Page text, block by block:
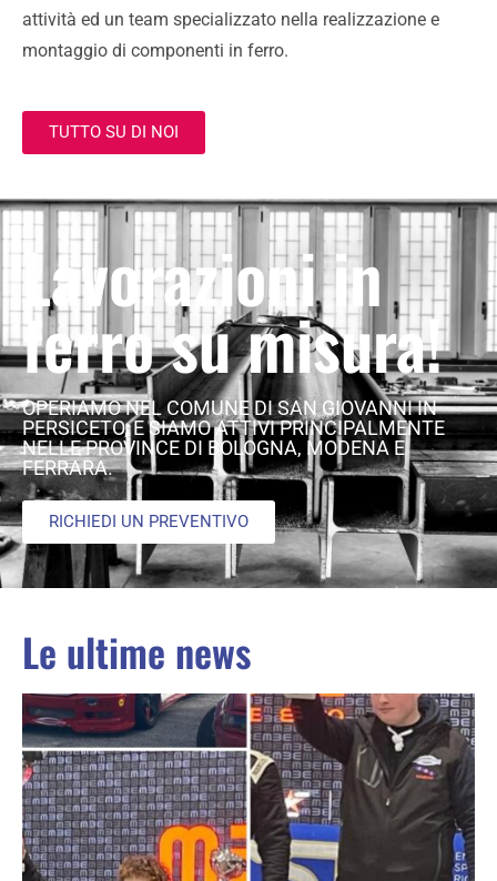
attività ed un team specializzato nella realizzazione e
montaggio di componenti in ferro.
TUTTO SU DI NOI
Lavorazioni in
ferro su misura!
OPERIAMO NEL COMUNE DI SAN GIOVANNI IN
PERSICETO, E SIAMO ATTIVI PRINCIPALMENTE
NELLE PROVINCE DI BOLOGNA, MODENA E
FERRARA.
RICHIEDI UN PREVENTIVO
Le ultime news